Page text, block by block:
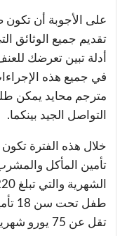
على الأجوبة أن
تقديم جميع الوثائق
أدلة تبين تعرضك
في جميع هذه
مترجم محايد يمكن
التواصل الجيد بينكما.
خلال هذه الفترة
تأمين المأكل
تقل عن 75 يورو شهرياً.